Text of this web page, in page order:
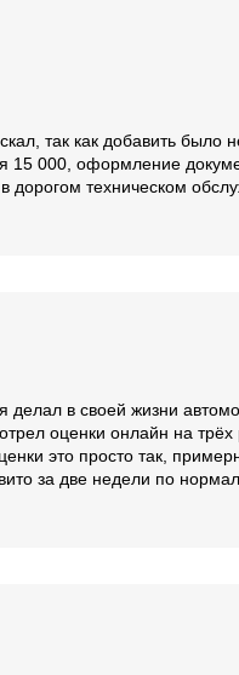
так как добавить было
15 000, оформление
техническом
в своей жизни
оценки онлайн на
это просто так,
за две недели по